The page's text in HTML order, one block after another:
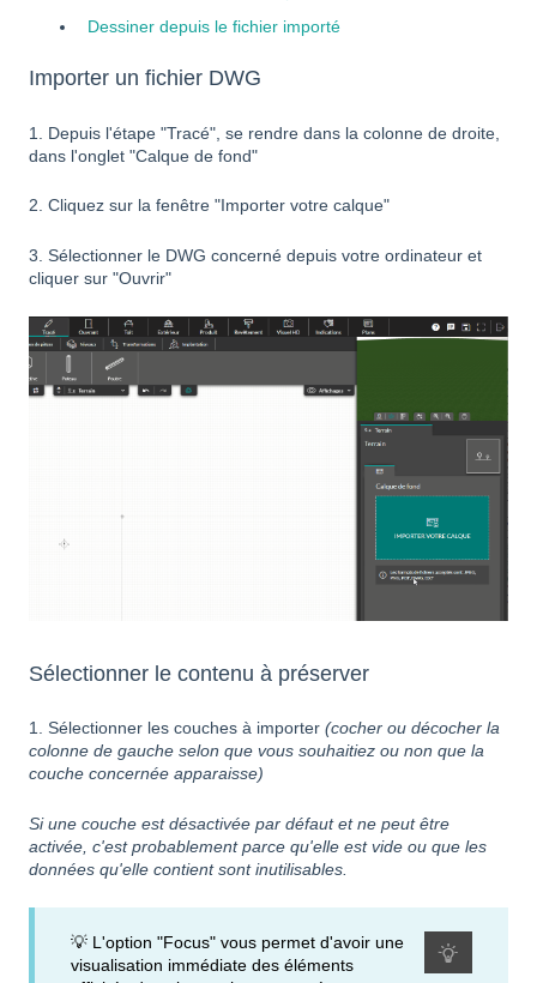
Dessiner depuis le fichier importé
Importer un fichier DWG
1. Depuis l'étape "Tracé", se rendre dans la colonne de droite,
dans l'onglet "Calque de fond"
2. Cliquez sur la fenêtre "Importer votre calque"
3. Sélectionner le DWG concerné depuis votre ordinateur et
cliquer sur "Ouvrir"
Sélectionner le contenu à préserver
1. Sélectionner les couches à importer (cocher ou décocher la
colonne de gauche selon que vous souhaitiez ou non que la
couche concernée apparaisse)
Si une couche est désactivée par défaut et ne peut être
activée, c'est probablement parce qu'elle est vide ou que les
données qu'elle contient sont inutilisables.
💡 L'option "Focus" vous permet d'avoir une
visualisation immédiate des éléments